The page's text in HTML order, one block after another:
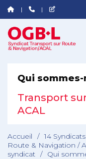
Qui sommes-
Transport
ACAL
Accueil / 14
Route & Navigation /
syndicat / Qui